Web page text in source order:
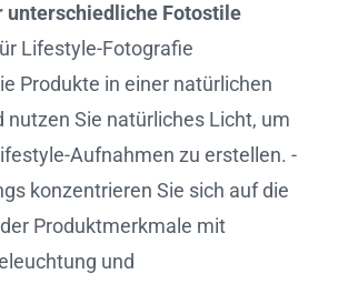
unterschiedliche Fotostile
Lifestyle-Fotografie
Produkte in einer natürlichen
nutzen Sie natürliches Licht, um
Aufnahmen zu erstellen. -
konzentrieren Sie sich auf die
Produktmerkmale mit
und